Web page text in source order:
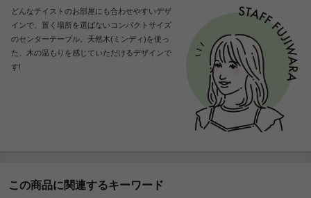
どんなテイストのお部屋にも合わせやすいデザ
インで、置く場所を選ばないコンパクトサイズ
のセンターテーブル。天然木(ミンディ)を使っ
た、木の温もりを感じていただけるデザインで
す!
この商品に関連するキーワード